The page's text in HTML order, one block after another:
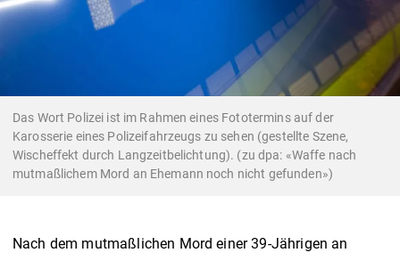
Das Wort Polizei ist im Rahmen eines Fototermins auf der
Karosserie eines Polizeifahrzeugs zu sehen (gestellte Szene,
Wischeffekt durch Langzeitbelichtung). (zu dpa: «Waffe nach
mutmaßlichem Mord an Ehemann noch nicht gefunden»)
Nach dem mutmaßlichen Mord einer 39-Jährigen an